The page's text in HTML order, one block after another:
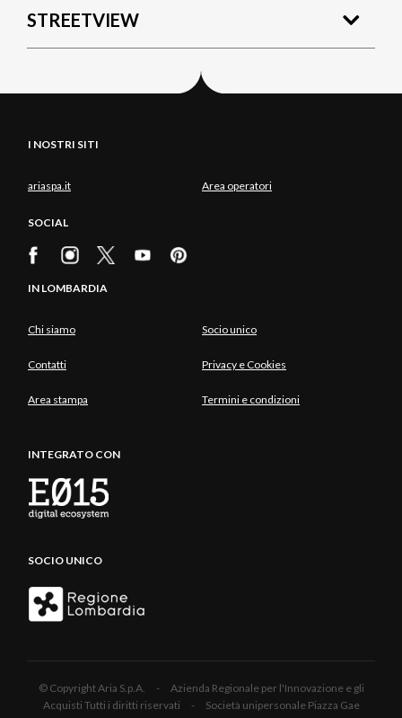
STREETVIEW
I NOSTRI SITI
ariaspa.it Area operatori
SOCIAL
IN LOMBARDIA
Chi siamo Socio unico
Contatti Privacy e Cookies
Area stampa Termini e condizioni
INTEGRATO CON
SOCIO UNICO
© Copyright Aria S.p.A. - Azienda Regionale per l'Innovazione e gli
Acquisti Tutti i diritti riservati - Società unipersonale Piazza Gae